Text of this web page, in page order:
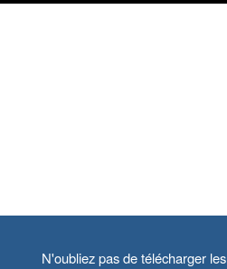
N'oubliez pas de télécharger les